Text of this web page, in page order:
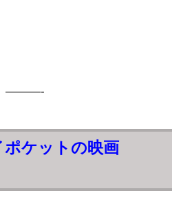
———-
ケットの映画